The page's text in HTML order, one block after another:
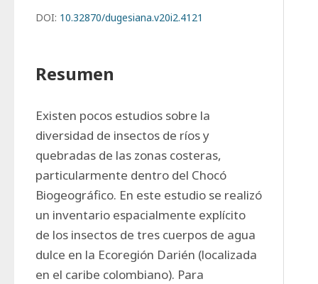
DOI: 10.32870/dugesiana.v20i2.4121
Resumen
Existen pocos estudios sobre la
diversidad de insectos de ríos y
quebradas de las zonas costeras,
particularmente dentro del Chocó
Biogeográfico. En este estudio se realizó
un inventario espacialmente explícito
de los insectos de tres cuerpos de agua
dulce en la Ecoregión Darién (localizada
en el caribe colombiano). Para